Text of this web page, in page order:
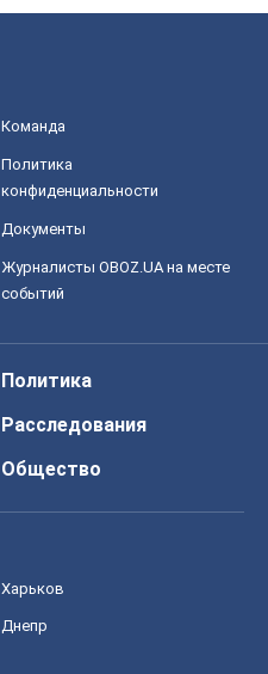
Команда
Политика
конфиденциальности
Документы
Журналисты OBOZ.UA на месте
событий
Политика
Расследования
Общество
Харьков
Днепр